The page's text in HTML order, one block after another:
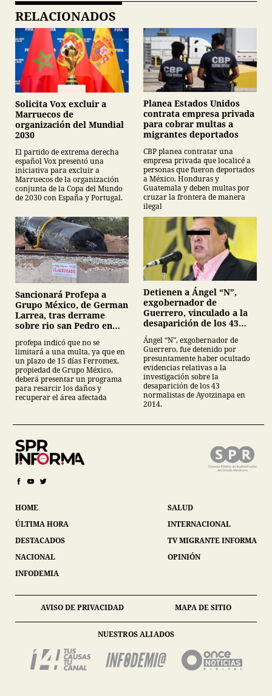
RELACIONADOS
Solicita Vox excluir a
Marruecos de
organización del Mundial
2030
El partido de extrema derecha
español Vox presentó una
iniciativa para excluir a
Marruecos de la organización
conjunta de la Copa del Mundo
de 2030 con España y Portugal.
Planea Estados Unidos
contrata empresa privada
para cobrar multas a
migrantes deportados
CBP planea contratar una
empresa privada que localicé a
personas que fueron deportados
a México, Honduras y
Guatemala y deben multas por
cruzar la frontera de manera
ilegal
Sancionará Profepa a
Grupo México, de German
Larrea, tras derrame
sobre rio san Pedro en
profepa indicó que no se
limitará a una multa, ya que en
un plazo de 15 días Ferromex,
propiedad de Grupo México,
deberá presentar un programa
para resarcir los daños y
recuperar el área afectada
Detienen a Ángel “N”,
exgobernador de
Guerrero, vinculado a la
desaparición de los 43
normalistas de
Ayotzinapa
Ángel “N”, exgobernador de
Guerrero, fue detenido por
presuntamente haber ocultado
evidencias relativas a la
investigación sobre la
desaparición de los 43
normalistas de Ayotzinapa en
2014.
HOME
ÚLTIMA HORA
DESTACADOS
NACIONAL
INFODEMIA
SALUD
INTERNACIONAL
TV MIGRANTE INFORMA
OPINIÓN
AVISO DE PRIVACIDAD MAPA DE SITIO
NUESTROS ALIADOS